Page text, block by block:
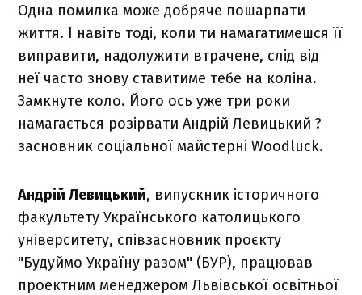
Одна помилка може добряче пошарпати
життя. І навіть тоді, коли ти намагатимешся її
виправити, надолужити втрачене, слід від
неї часто знову ставитиме тебе на коліна.
Замкнуте коло. Його ось уже три роки
намагається розірвати Андрій Левицький ?
засновник соціальної майстерні Woodluck.
Андрій Левицький, випускник історичного
факультету Українського католицького
університету, співзасновник проєкту
"Будуймо Україну разом" (БУР), працював
проектним менеджером Львівської освітньої